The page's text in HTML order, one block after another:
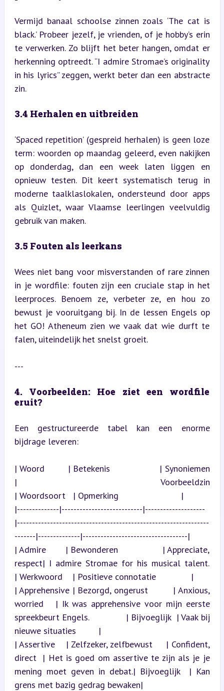
Vermijd banaal schoolse zinnen zoals ‘The cat is
black.’ Probeer jezelf, je vrienden, of je hobby’s erin
te verwerken. Zo blijft het beter hangen, omdat er
herkenning optreedt. “I admire Stromae’s originality
in his lyrics” zeggen, werkt beter dan een abstracte
zin.
3.4 Herhalen en uitbreiden
‘Spaced repetition’ (gespreid herhalen) is geen loze
term: woorden op maandag geleerd, even nakijken
op donderdag, dan een week laten liggen en
opnieuw testen. Dit keert systematisch terug in
moderne taalklaslokalen, ondersteund door apps
als Quizlet, waar Vlaamse leerlingen veelvuldig
gebruik van maken.
3.5 Fouten als leerkans
Wees niet bang voor misverstanden of rare zinnen
in je wordfile: fouten zijn een cruciale stap in het
leerproces. Benoem ze, verbeter ze, en hou zo
bewust je vooruitgang bij. In de lessen Engels op
het GO! Atheneum zien we vaak dat wie durft te
falen, uiteindelijk het snelst groeit.
---
4. Voorbeelden: Hoe ziet een wordfile
eruit?
Een gestructureerde tabel kan een enorme
bijdrage leveren:
| Woord        | Betekenis                 | Synoniemen
| Voorbeeldzin
| Woordsoort   | Opmerking                         |
|--------------|---------------------------|--------------------
|----------------------------------------------------------------
-------|--------------|-----------------------------------|
| Admire       | Bewonderen                | Appreciate,
respect| I admire Stromae for his musical talent.
| Werkwoord    | Positieve connotatie              |
| Apprehensive | Bezorgd, ongerust         | Anxious,
worried   | Ik was apprehensive voor mijn eerste
spreekbeurt Engels.              | Bijvoeglijk  | Vaak bij
nieuwe situaties         |
| Assertive    | Zelfzeker, zelfbewust     | Confident,
direct  | Het is goed om assertive te zijn als je je
mening moet geven in debat.| Bijvoeglijk  | Kan
grens met bazig gedrag bewaken|